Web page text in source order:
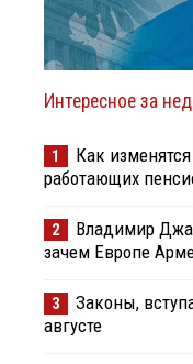
Интересное за
1
Как
работающих
2
Владимир
зачем Европе
3
Законы,
августе